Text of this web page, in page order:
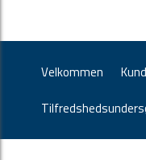
Velkommen